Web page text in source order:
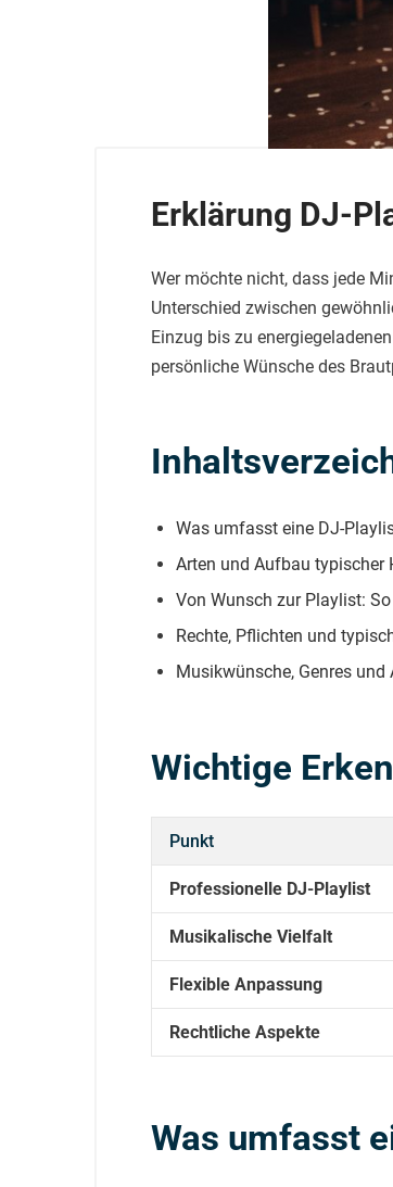
Erklärung DJ-
Wer möchte nicht, dass jede
Unterschied zwischen
Einzug bis zu
persönliche Wünsche des
Was umfasst eine DJ-
Arten und Aufbau typischer
Von Wunsch zur Playlist:
Rechte, Pflichten und
Musikwünsche, Genres
Wichtige
Punkt
Professionelle DJ-Playlist
Musikalische Vielfalt
Flexible Anpassung
Rechtliche Aspekte
Was umfasst